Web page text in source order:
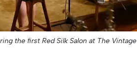
the first Red Silk Salon at The Vintage